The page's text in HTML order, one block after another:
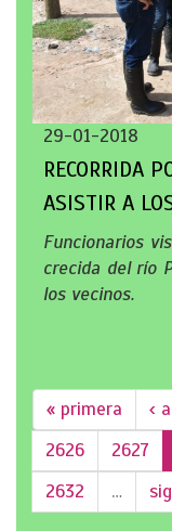
29-01-2018
RECORRIDA
ASISTIR A
Funcionarios
crecida del río
los vecinos.
« primera ‹
2626
2627
2632
…